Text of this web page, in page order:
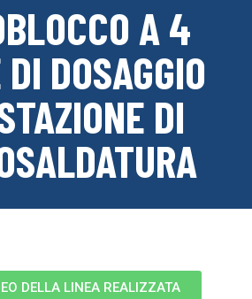
A 4
DOSAGGIO
DI
DELLA LINEA REALIZZATA